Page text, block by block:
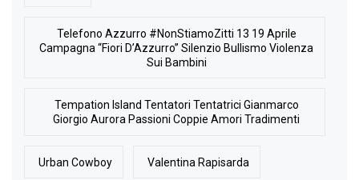
Telefono Azzurro #NonStiamoZitti 13 19 Aprile
Campagna “Fiori D’Azzurro” Silenzio Bullismo Violenza
Sui Bambini
Tempation Island Tentatori Tentatrici Gianmarco
Giorgio Aurora Passioni Coppie Amori Tradimenti
Urban Cowboy Valentina Rapisarda